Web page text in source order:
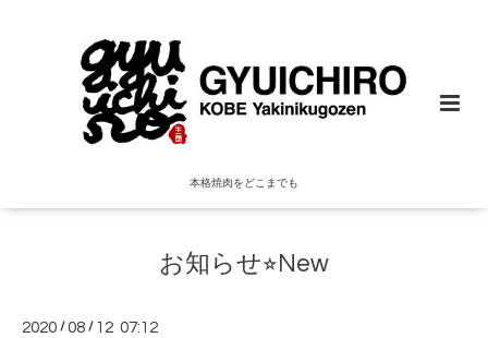
本格焼肉をどこまでも
お知らせ⭐︎New
2020 /08 / 12 07:12